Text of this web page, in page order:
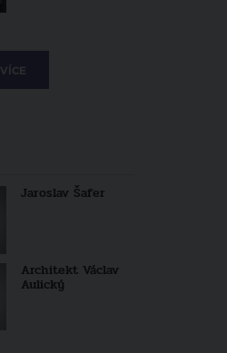
VÍCE
Jaroslav Šafer
Architekt Václav
Aulický